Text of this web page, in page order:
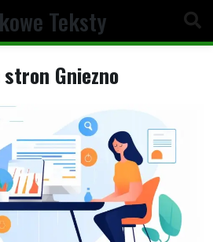
Teksty
Gniezno